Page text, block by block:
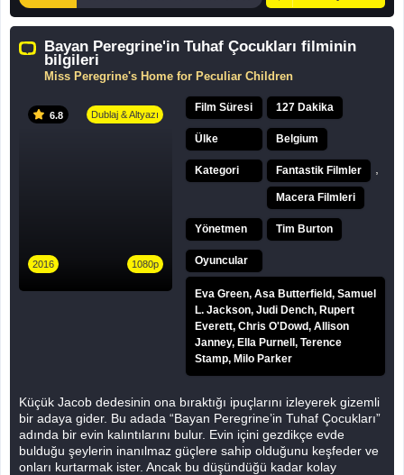
Bayan Peregrine'in Tuhaf Çocukları filminin
bilgileri
Miss Peregrine's Home for Peculiar Children
6.8 Dublaj & Altyazı
2016 1080p
Film Süresi 127 Dakika
Ülke Belgium
Kategori Fantastik Filmler
Macera Filmleri
Yönetmen Tim Burton
Oyuncular
Eva Green, Asa Butterfield, Samuel
L. Jackson, Judi Dench, Rupert
Everett, Chris O'Dowd, Allison
Janney, Ella Purnell, Terence
Stamp, Milo Parker
Küçük Jacob dedesinin ona bıraktığı ipuçlarını izleyerek gizemli
bir adaya gider. Bu adada “Bayan Peregrine’in Tuhaf Çocukları”
adında bir evin kalıntılarını bulur. Evin içini gezdikçe evde
bulduğu şeylerin inanılmaz güçlere sahip olduğunu keşfeder ve
onları kurtarmak ister. Ancak bu düşündüğü kadar kolay